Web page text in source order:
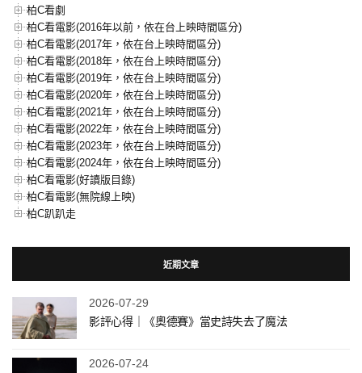
柏C看劇
柏C看電影(2016年以前，依在台上映時間區分)
柏C看電影(2017年，依在台上映時間區分)
柏C看電影(2018年，依在台上映時間區分)
柏C看電影(2019年，依在台上映時間區分)
柏C看電影(2020年，依在台上映時間區分)
柏C看電影(2021年，依在台上映時間區分)
柏C看電影(2022年，依在台上映時間區分)
柏C看電影(2023年，依在台上映時間區分)
柏C看電影(2024年，依在台上映時間區分)
柏C看電影(好讀版目錄)
柏C看電影(無院線上映)
柏C趴趴走
近期文章
2026-07-29
影評心得｜《奧德賽》當史詩失去了魔法
2026-07-24